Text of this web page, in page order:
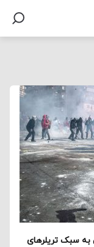
سبک تریلرهای